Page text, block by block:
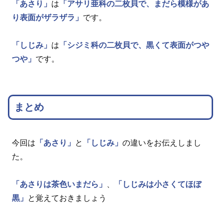
「あさり」 は 「アサリ亜科の二枚貝で、まだら模様があ
り表面がザラザラ」 です。
「しじみ」 は 「シジミ科の二枚貝で、黒くて表面がつや
つや」 です。
まとめ
今回は 「あさり」 と 「しじみ」 の違いをお伝えしまし
た。
「あさりは茶色いまだら」
「しじみは小さくてほぼ
黒」
と覚えておきましょう